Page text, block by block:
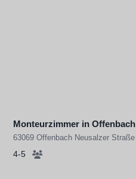
Monteurzimmer in Offenbach
63069 Offenbach Neusalzer Straße
4-5